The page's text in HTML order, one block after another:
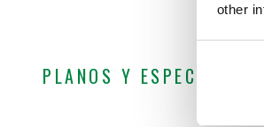
other
PLANOS Y